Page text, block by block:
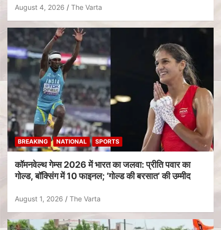
August 4, 2026 The Varta
BREAKING NATIONAL SPORTS
कॉमनवेल्थ गेम्स 2026 में भारत का जलवा: प्रीति पवार का
गोल्ड, बॉक्सिंग में 10 फाइनल; ‘गोल्ड की बरसात’ की उम्मीद
August 1, 2026 The Varta